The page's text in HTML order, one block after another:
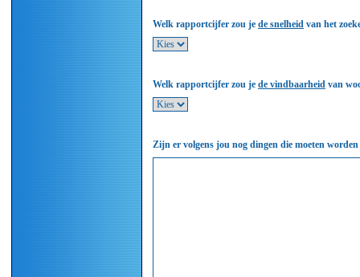
Welk rapportcijfer zou je de snelheid van het
Welk rapportcijfer zou je de vindbaarheid van
Zijn er volgens jou nog dingen die moeten